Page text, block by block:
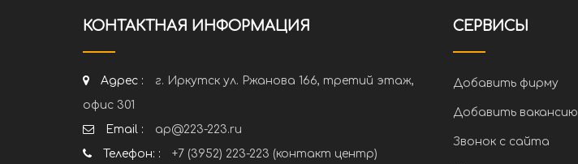
КОНТАКТНАЯ ИНФОРМАЦИЯ
Адрес :
г. Иркутск ул. Ржанова 166, третий этаж,
офис 301
Email :
ap@223-223.ru
Телефон: :
+7 (3952) 223-223 (контакт центр)
СЕРВИСЫ
Добавить фирму
Добавить вакансию
Звонок с сайта